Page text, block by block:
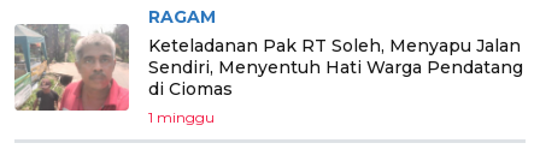
RAGAM
Keteladanan Pak RT Soleh, Menyapu Jalan
Sendiri, Menyentuh Hati Warga Pendatang
di Ciomas
1 minggu